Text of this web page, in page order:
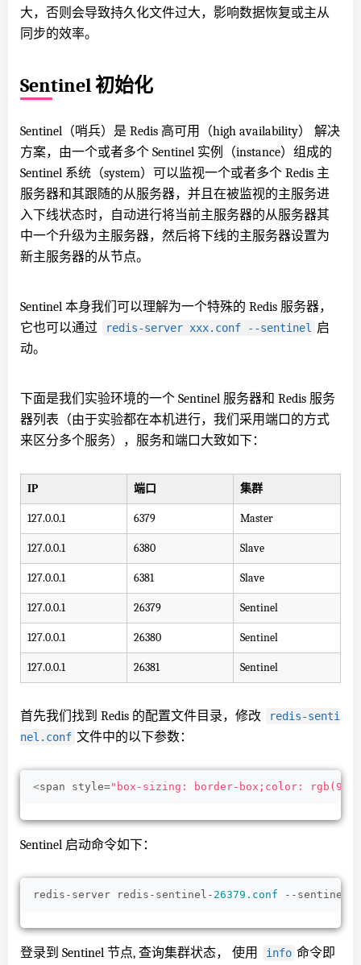
大，否则会导致持久化文件过大，影响数据恢复或主从
同步的效率。
Sentinel 初始化
Sentinel（哨兵）是 Redis 高可用（high availability） 解决
方案，由一个或者多个 Sentinel 实例（instance）组成的
Sentinel 系统（system）可以监视一个或者多个 Redis 主
服务器和其跟随的从服务器，并且在被监视的主服务进
入下线状态时，自动进行将当前主服务器的从服务器其
中一个升级为主服务器，然后将下线的主服务器设置为
新主服务器的从节点。
Sentinel 本身我们可以理解为一个特殊的 Redis 服务器，
它也可以通过
redis-server xxx.conf --sentinel
启
动。
下面是我们实验环境的一个 Sentinel 服务器和 Redis 服务
器列表（由于实验都在本机进行，我们采用端口的方式
来区分多个服务），服务和端口大致如下：
IP 端口 集群
127.0.0.1 6379 Master
127.0.0.1 6380 Slave
127.0.0.1 6381 Slave
127.0.0.1 26379 Sentinel
127.0.0.1 26380 Sentinel
127.0.0.1 26381 Sentinel
首先我们找到 Redis 的配置文件目录，修改
redis-senti
nel.conf 文件中的以下参数：
<span style="box-sizing: border-box;color:
Sentinel 启动命令如下：
redis-server redis-sentinel- 26379. conf --sentinel
登录到 Sentinel 节点, 查询集群状态， 使用 info 命令即